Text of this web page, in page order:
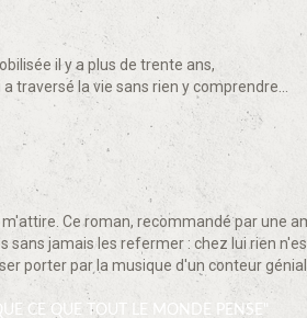
il y a plus de trente ans,
traversé la vie sans rien y comprendre...
Ce roman, recommandé par une
jamais les refermer : chez lui rien
porter par la musique d'un conteur
CE QUE TOUT LE MONDE PENSE"